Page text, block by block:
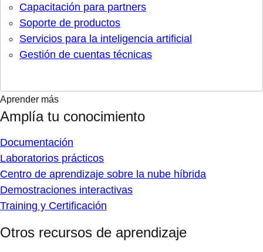
Capacitación para partners
Soporte de productos
Servicios para la inteligencia artificial
Gestión de cuentas técnicas
Aprender más
Amplía tu conocimiento
Documentación
Laboratorios prácticos
Centro de aprendizaje sobre la nube híbrida
Demostraciones interactivas
Training y Certificación
Otros recursos de aprendizaje